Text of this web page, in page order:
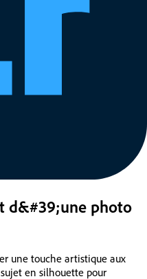
d&#39;une photo
une touche artistique aux
en silhouette pour